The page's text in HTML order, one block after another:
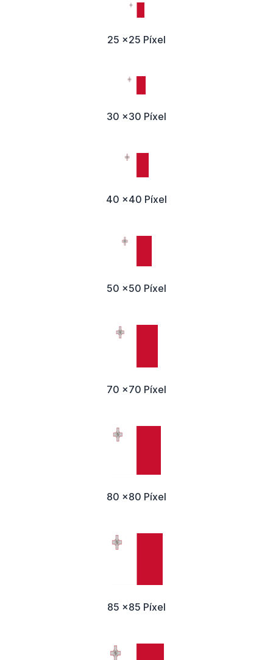
25 x25 Píxel
30 x30 Píxel
40 x40 Píxel
50 x50 Píxel
70 x70 Píxel
80 x80 Píxel
85 x85 Píxel